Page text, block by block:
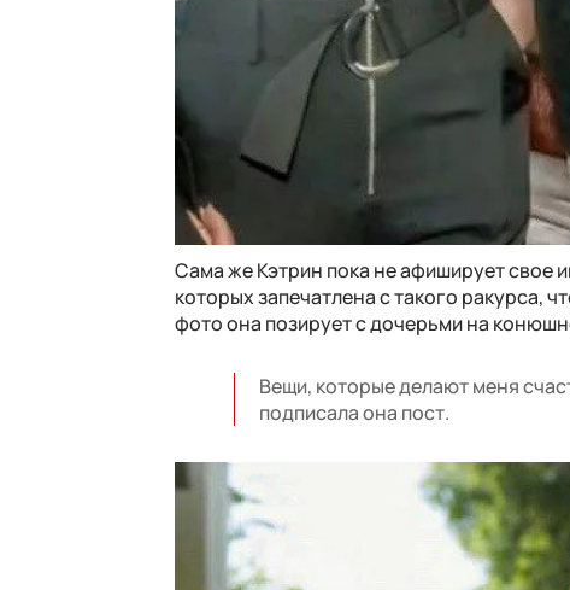
Сама же Кэтрин пока не афиширует свое
которых запечатлена с такого ракурса,
фото она позирует с дочерьми на
Вещи, которые делают меня
подписала она пост.